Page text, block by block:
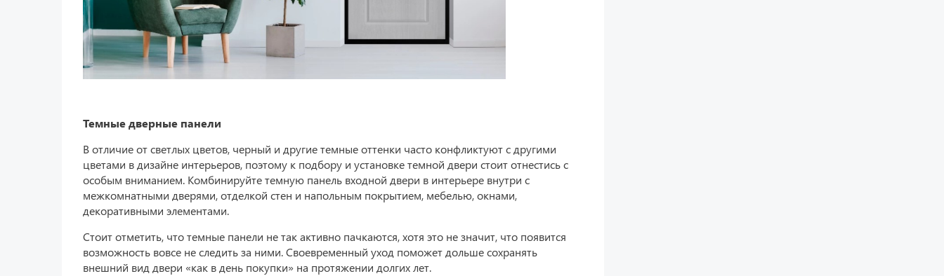
Темные дверные панели
В отличие от светлых цветов, черный и другие темные оттенки часто конфликтуют с другими
цветами в дизайне интерьеров, поэтому к подбору и установке темной двери стоит отнестись с
особым вниманием. Комбинируйте темную панель входной двери в интерьере внутри с
межкомнатными дверями, отделкой стен и напольным покрытием, мебелью, окнами,
декоративными элементами.
Стоит отметить, что темные панели не так активно пачкаются, хотя это не значит, что появится
возможность вовсе не следить за ними. Своевременный уход поможет дольше сохранять
внешний вид двери «как в день покупки» на протяжении долгих лет.